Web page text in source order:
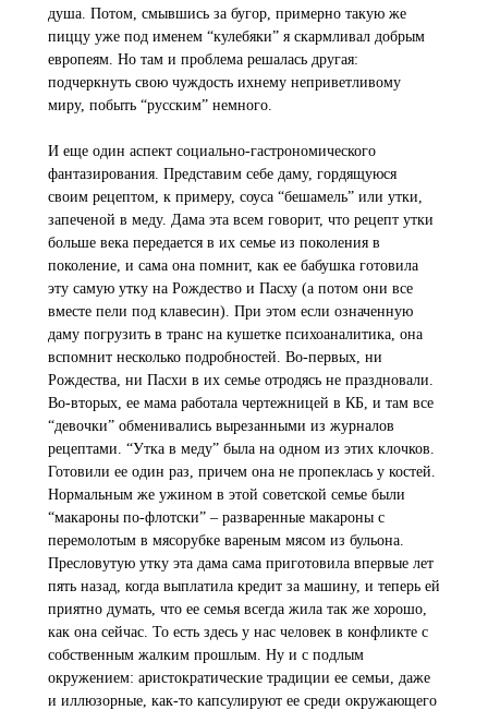
душа. Потом, смывшись за бугор, примерно такую же
пиццу уже под именем “кулебяки” я скармливал добрым
европеям. Но там и проблема решалась другая:
подчеркнуть свою чуждость ихнему неприветливому
миру, побыть “русским” немного.
И еще один аспект социально-гастрономического
фантазирования. Представим себе даму, гордящуюся
своим рецептом, к примеру, соуса “бешамель” или утки,
запеченой в меду. Дама эта всем говорит, что рецепт утки
больше века передается в их семье из поколения в
поколение, и сама она помнит, как ее бабушка готовила
эту самую утку на Рождество и Пасху (а потом они все
вместе пели под клавесин). При этом если означенную
даму погрузить в транс на кушетке психоаналитика, она
вспомнит несколько подробностей. Во-первых, ни
Рождества, ни Пасхи в их семье отродясь не праздновали.
Во-вторых, ее мама работала чертежницей в КБ, и там все
“девочки” обменивались вырезанными из журналов
рецептами. “Утка в меду” была на одном из этих клочков.
Готовили ее один раз, причем она не пропеклась у костей.
Нормальным же ужином в этой советской семье были
“макароны по-флотски” – разваренные макароны с
перемолотым в мясорубке вареным мясом из бульона.
Пресловутую утку эта дама сама приготовила впервые лет
пять назад, когда выплатила кредит за машину, и теперь ей
приятно думать, что ее семья всегда жила так же хорошо,
как она сейчас. То есть здесь у нас человек в конфликте с
собственным жалким прошлым. Ну и с подлым
окружением: аристократические традиции ее семьи, даже
и иллюзорные, как-то капсулируют ее среди окружающего